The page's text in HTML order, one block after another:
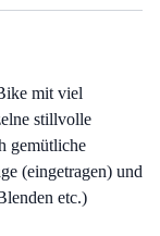
mit viel
stillvolle
gemütliche
(eingetragen) und
etc.)